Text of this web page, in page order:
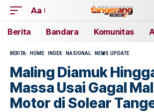
Aa
Berita Bandara Komunitas
BERITA HOME INDEX NASIONAL NEWS UPDATE
Maling Diamuk
Massa Usai Gagal
Motor di Solear